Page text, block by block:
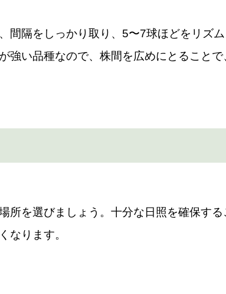
間隔をしっかり取り、5〜7球ほどをリズ
強い品種なので、株間を広めにとること
所を選びましょう。十分な日照を確保す
なります。